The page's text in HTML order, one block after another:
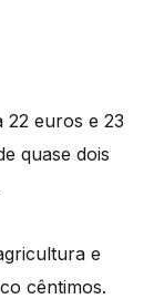
22 euros e 23
quase dois
e
cêntimos.